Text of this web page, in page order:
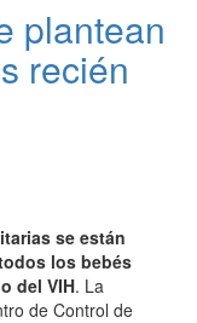
plantean
recién
se están
los bebés
del VIH. La
de Control de